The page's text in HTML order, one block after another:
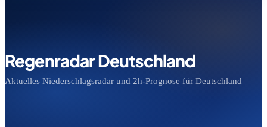
Regenradar Deutschland
Aktuelles Niederschlagsradar und 2h-Prognose für Deutschland